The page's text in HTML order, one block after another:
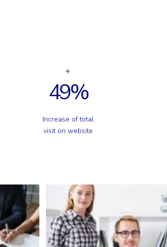
49%
Increase of total
visit on website